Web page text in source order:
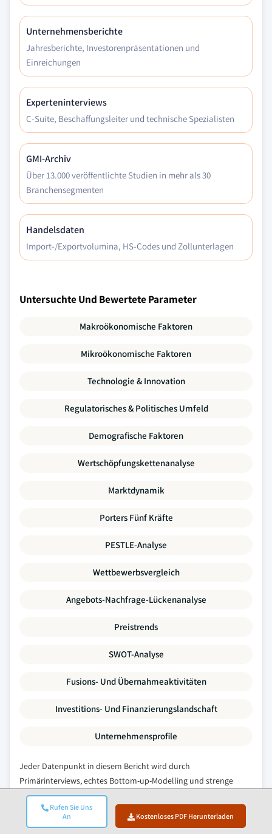
Rufen Sie Uns
An
Kostenloses PDF Herunterladen
Unternehmensberichte
Jahresberichte, Investorenpräsentationen und
Einreichungen
Experteninterviews
C-Suite, Beschaffungsleiter und technische Spezialisten
GMI-Archiv
Über 13.000 veröffentlichte Studien in mehr als 30
Branchensegmenten
Handelsdaten
Import-/Exportvolumina, HS-Codes und Zollunterlagen
Untersuchte Und Bewertete Parameter
Makroökonomische Faktoren
Mikroökonomische Faktoren
Technologie & Innovation
Regulatorisches & Politisches Umfeld
Demografische Faktoren
Wertschöpfungskettenanalyse
Marktdynamik
Porters Fünf Kräfte
PESTLE-Analyse
Wettbewerbsvergleich
Angebots-Nachfrage-Lückenanalyse
Preistrends
SWOT-Analyse
Fusions- Und Übernahmeaktivitäten
Investitions- Und Finanzierungslandschaft
Unternehmensprofile
Jeder Datenpunkt in diesem Bericht wird durch
Primärinterviews, echtes Bottom-up-Modelling und strenge
Querprüfungen validiert.
erfahren →